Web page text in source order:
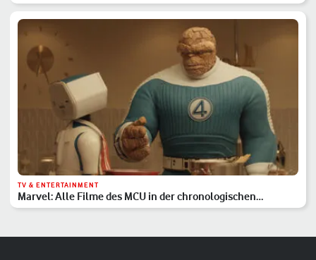
TV & ENTERTAINMENT
Marvel: Alle Filme des MCU in der chronologischen
Reihenfolge